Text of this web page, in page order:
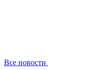
Все новости